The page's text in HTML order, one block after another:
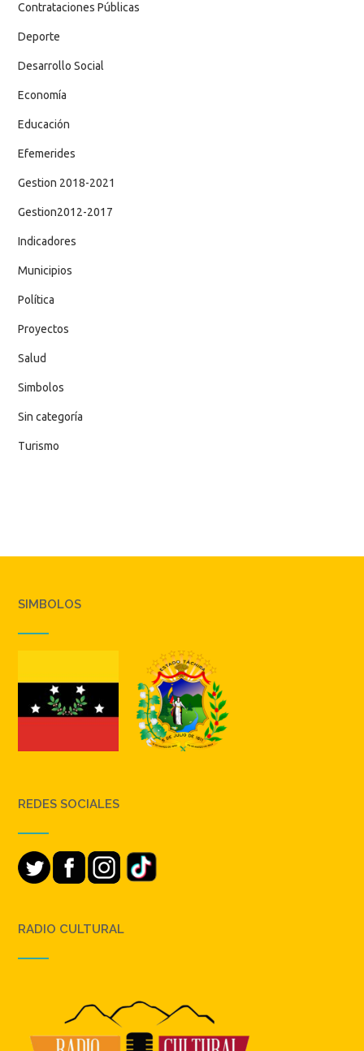
Contrataciones Públicas
Deporte
Desarrollo Social
Economía
Educación
Efemerides
Gestion 2018-2021
Gestion2012-2017
Indicadores
Municipios
Política
Proyectos
Salud
Simbolos
Sin categoría
Turismo
SIMBOLOS
REDES SOCIALES
RADIO CULTURAL